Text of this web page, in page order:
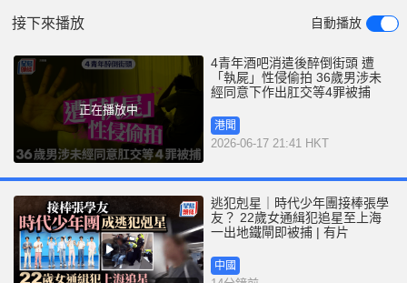
接下來播放 自動播放
正在播放中
4青年酒吧消遣後醉倒街頭 遭
「執屍」性侵偷拍 36歲男涉未
經同意下作出肛交等4罪被捕
港聞
2026-06-17 21:41 HKT
逃犯剋星｜時代少年團接棒張學
友？ 22歲女通緝犯追星至上海
一出地鐵閘即被捕 | 有片
中國